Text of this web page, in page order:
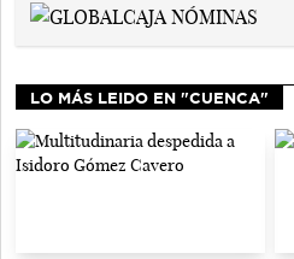
LO MÁS LEIDO EN "CUENCA"